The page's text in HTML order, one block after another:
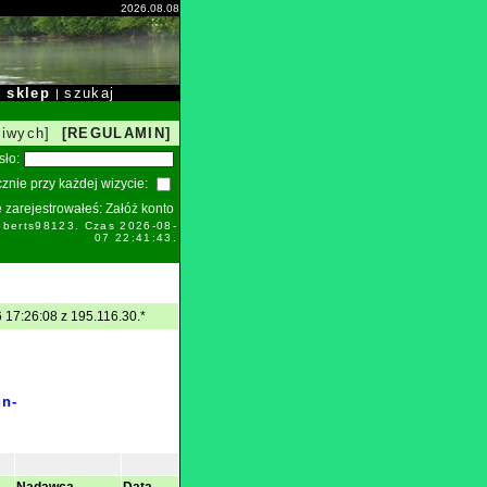
2026.08.08
|sklep |szukaj
[REGULAMIN]
przy każdej wizycie:
Załóż konto
Czas 2026-08-
07 22:41:43.
z 195.116.30.*